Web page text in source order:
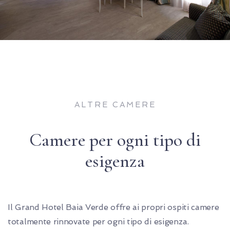
ALTRE CAMERE
Camere per ogni tipo di
esigenza
Il Grand Hotel Baia Verde offre ai propri ospiti camere
totalmente rinnovate per ogni tipo di esigenza.